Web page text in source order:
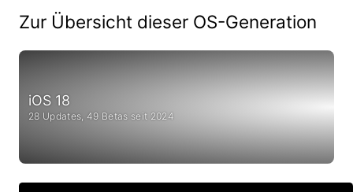
Zur Übersicht dieser OS-Generation
iOS 18
28 Updates, 49 Betas seit 2024